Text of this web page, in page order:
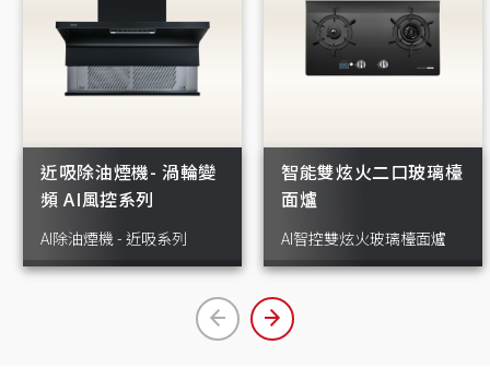
近吸除油煙機- 渦輪變
頻 AI風控系列
AI除油煙機 - 近吸系列
智能雙炫火二口玻璃檯
面爐
AI智控雙炫火玻璃檯面爐